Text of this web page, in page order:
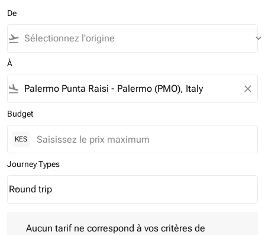
De
flight_takeoff keyboard_arrow_down
À
flight_land close
Budget
KES
Journey Types
Journey Types option Round trip Selected
Round trip
keyboard_arrow_down
Aucun tarif ne correspond à vos critères de